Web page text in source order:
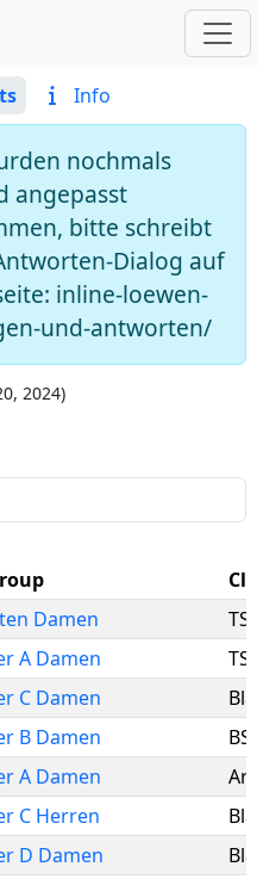
Info
nochmals
angepasst
bitte schreibt
Dialog auf
inline-loewen-
und-antworten/
2024)
Damen
A Damen
C Damen
B Damen
A Damen
C Herren
D Damen